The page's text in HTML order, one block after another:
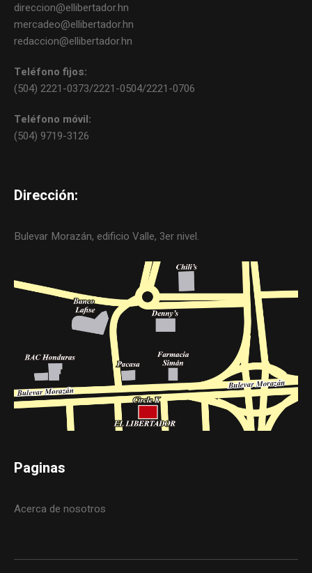
direccion@ellibertador.hn
mercadeo@ellibertador.hn
redaccion@ellibertador.hn
Teléfono fijos:
(504) 2221-0373/2221-0504/2221-0706
Teléfono móvil:
(504) 9719-3126
Dirección:
Bulevar Morazán, edificio Valle, 3er nivel.
Paginas
Acerca de nosotros